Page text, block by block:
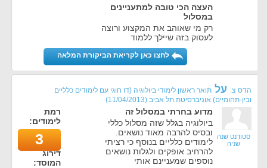
העצה הכי טובה למתעניינים
במסלול
רק מי שאוהב את המקצוע ורוצה
לעסוק בזה שיילך ללמוד
לחצו כאן לקריאת הביקורת המלאה
הדס צ. על תואר ראשון לימודי ביולוגיה (דו חוגי עם לימודים כלליים
ובין-תחומיים) אוניברסיטת תל אביב (
11/04/2013
)
סטודנט שנה
שניה
מדוע בחרתי במסלול זה
ביולוגיה בגלל שזה מסלול כללי
ובסיס להרבה מאוד נושאים.
לימודים כלליים בנוסף כי רציתי
להרחיב אופקים ולגלות נושאים
נוספים שמעניינם אותי
רמת
לימודים:
3
דירוג
המוסד: